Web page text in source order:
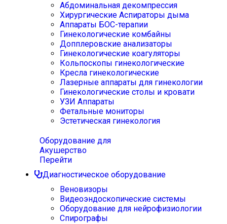
Абдоминальная декомпрессия
Хирургические Аспираторы дыма
Аппараты БОС-терапии
Гинекологические комбайны
Допплеровские анализаторы
Гинекологические коагуляторы
Кольпоскопы гинекологические
Кресла гинекологические
Лазерные аппараты для гинекологии
Гинекологические столы и кровати
УЗИ Аппараты
Фетальные мониторы
Эстетическая гинекология
Оборудование для
Акушерство
Перейти
Диагностическое оборудование
Веновизоры
Видеоэндоскопические системы
Оборудование для нейрофизиологии
Спирографы